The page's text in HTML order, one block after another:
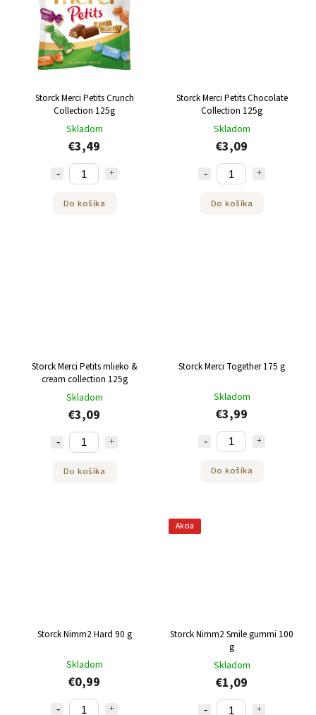
Storck Merci Petits Crunch
Collection 125g
Skladom
€3,49
Do košíka
Storck Merci Petits Chocolate
Collection 125g
Skladom
€3,09
Do košíka
Storck Merci Petits mlieko &
cream collection 125g
Skladom
€3,09
Do košíka
Storck Merci Together 175 g
Skladom
€3,99
Do košíka
Storck Nimm2 Hard 90 g
Skladom
€0,99
Akcia
Storck Nimm2 Smile gummi 100
g
Skladom
€1,09